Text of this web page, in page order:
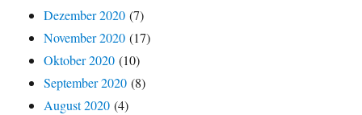
Dezember 2020 (7)
November 2020 (17)
Oktober 2020 (10)
September 2020 (8)
August 2020 (4)